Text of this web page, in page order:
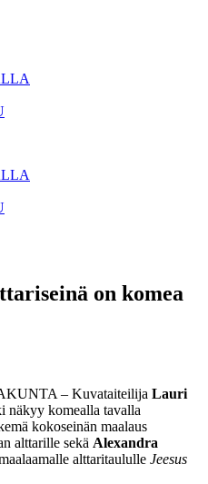
on komea
– Kuvataiteilija Lauri
näkyy komealla tavalla
kokoseinän maalaus
alttarille sekä Alexandra
alttaritaululle Jeesus